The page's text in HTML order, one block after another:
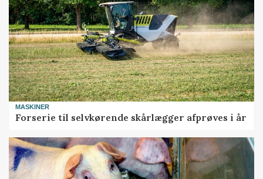
MASKINER
Forserie til selvkørende skårlægger afprøves i år